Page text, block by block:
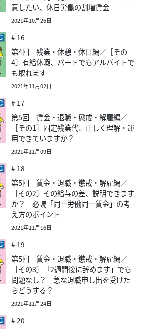
意したい、休日労働の割増賃金
2021年10月26日
# 16
第4回 残業・休憩・休日編／［その
4］有給休暇、パートでもアルバイトで
も取れます
2021年11月02日
# 17
第5回 賃金・退職・懲戒・解雇編／
［その1］固定残業代、正しく理解・運
用できていますか？
2021年11月09日
# 18
第5回 賃金・退職・懲戒・解雇編／
［その2］その給与の差、説明できます
か？ 必読「同一労働同一賃金」の考
え方のポイント
2021年11月16日
# 19
第5回 賃金・退職・懲戒・解雇編／
［その3］「2週間後に辞めます」でも
問題なし？ 急な退職申し出を受けた
らどうする？
2021年11月24日
# 20